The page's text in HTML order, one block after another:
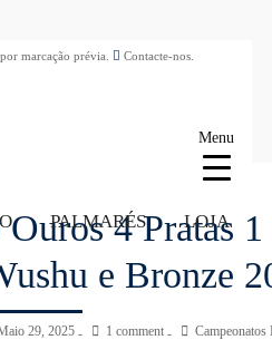
marcação prévia. Contacte-nos.
PALMARÉS LOJA
Ouros 4 Pratas
e Bronze
29, 2025 1 comment Campeonatos
Menu